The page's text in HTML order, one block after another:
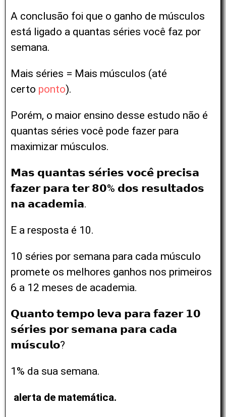
A conclusão foi que o ganho de músculos
está ligado a quantas séries você faz por
semana.
Mais séries = Mais músculos (até
certo ponto).
Porém, o maior ensino desse estudo não é
quantas séries você pode fazer para
maximizar músculos.
𝗠𝗮𝘀 𝗾𝘂𝗮𝗻𝘁𝗮𝘀 𝘀𝗲́𝗿𝗶𝗲𝘀 𝘃𝗼𝗰𝗲̂ 𝗽𝗿𝗲𝗰𝗶𝘀𝗮
𝗳𝗮𝘇𝗲𝗿 𝗽𝗮𝗿𝗮 𝘁𝗲𝗿 𝟴𝟬% 𝗱𝗼𝘀 𝗿𝗲𝘀𝘂𝗹𝘁𝗮𝗱𝗼𝘀
𝗻𝗮 𝗮𝗰𝗮𝗱𝗲𝗺𝗶𝗮.
E a resposta é 10.
10 séries por semana para cada músculo
promete os melhores ganhos nos primeiros
6 a 12 meses de academia.
𝗤𝘂𝗮𝗻𝘁𝗼 𝘁𝗲𝗺𝗽𝗼 𝗹𝗲𝘃𝗮 𝗽𝗮𝗿𝗮 𝗳𝗮𝘇𝗲𝗿 𝟭𝟬
𝘀𝗲́𝗿𝗶𝗲𝘀 𝗽𝗼𝗿 𝘀𝗲𝗺𝗮𝗻𝗮 𝗽𝗮𝗿𝗮 𝗰𝗮𝗱𝗮
𝗺𝘂́𝘀𝗰𝘂𝗹𝗼?
1% da sua semana.
alerta de matemática.